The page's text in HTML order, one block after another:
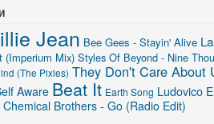
Jean Bee Gees - Stayin' Alive
(Imperium Mix) Styles Of Beyond - Nine
(The Pixies) They Don't Care About
Aware Beat It Earth Song Ludovico
Brothers - Go (Radio Edit)